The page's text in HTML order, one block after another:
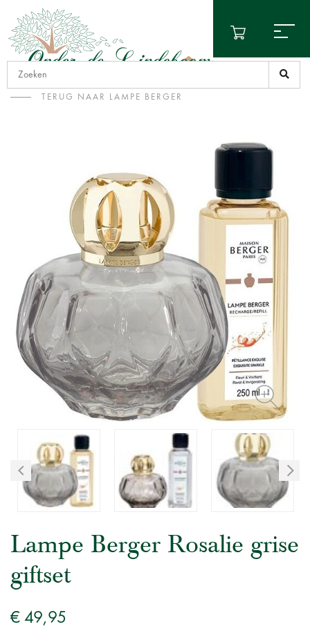
TERUG NAAR LAMPE BERGER
Lampe Berger Rosalie grise
giftset
€ 49,95